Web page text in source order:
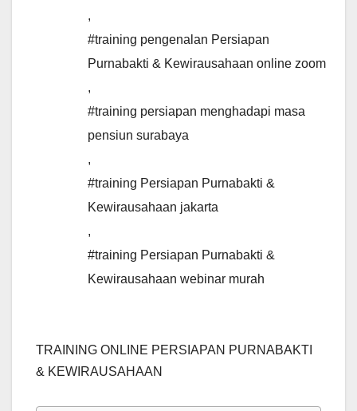
,
#training pengenalan Persiapan
Purnabakti & Kewirausahaan online zoom
,
#training persiapan menghadapi masa
pensiun surabaya
,
#training Persiapan Purnabakti &
Kewirausahaan jakarta
,
#training Persiapan Purnabakti &
Kewirausahaan webinar murah
TRAINING ONLINE PERSIAPAN PURNABAKTI
& KEWIRAUSAHAAN